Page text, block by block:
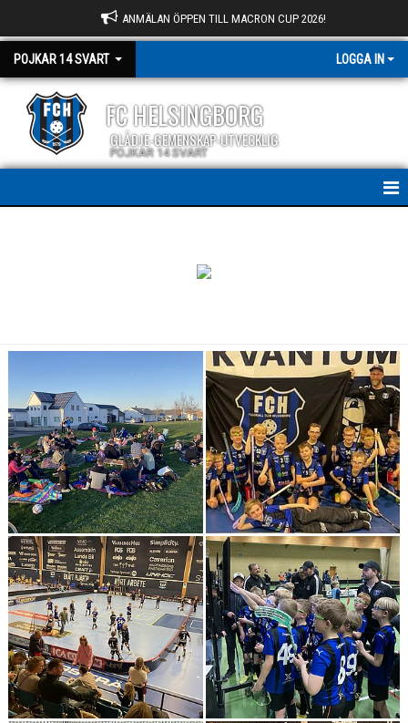
ANMÄLAN ÖPPEN TILL MACRON CUP 2026!
POJKAR 14 SVART LOGGA IN
FC HELSINGBORG
GLÄDJE-GEMENSKAP-UTVECKLIG
POJKAR 14 SVART
BILDGALLERI
DOKUMENT
KONTAKT